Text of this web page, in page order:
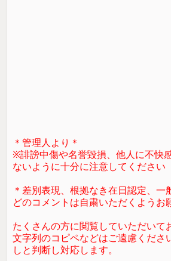
＊管理人より＊
※誹謗中傷や名誉毀損、他人に不快
ないように十分に注意してください
＊差別表現、根拠なき在日認定、一
どのコメントは自粛いただくようお
たくさんの方に閲覧していただいて
文字列のコピペなどはご遠慮くださ
しと判断し対応します。